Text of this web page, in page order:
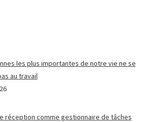
les plus importantes de notre vie ne se
au travail
réception comme gestionnaire de tâches